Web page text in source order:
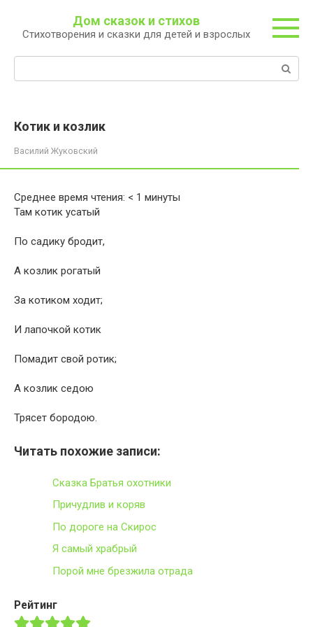
контенту
Дом сказок и стихов
Стихотворения и сказки для детей и взрослых
Котик и козлик
Василий Жуковский
Среднее время чтения: < 1 минуты
Там котик усатый
По садику бродит,
А козлик рогатый
За котиком ходит;
И лапочкой котик
Помадит свой ротик;
А козлик седою
Трясет бородою.
Читать похожие записи:
Сказка Братья охотники
Причудлив и коряв
По дороге на Скирос
Я самый храбрый
Порой мне брезжила отрада
Рейтинг